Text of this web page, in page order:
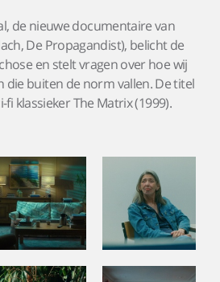
de nieuwe documentaire van
De Propagandist), belicht de
en stelt vragen over hoe wij
die buiten de norm vallen. De titel
klassieker The Matrix (1999).